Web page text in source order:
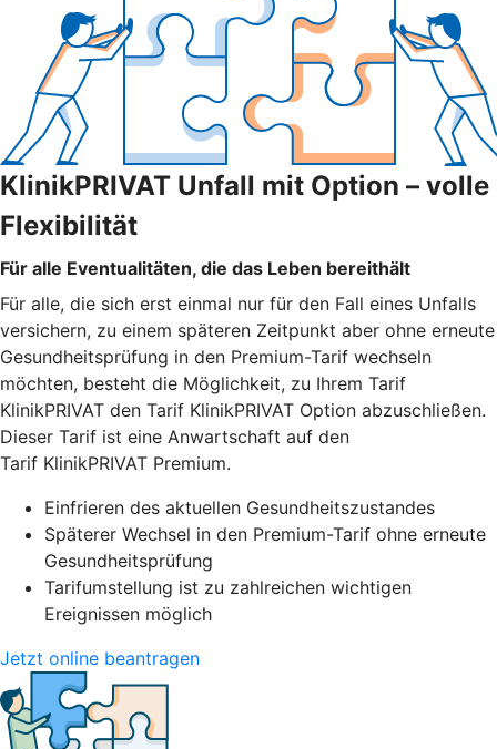
KlinikPRIVAT Unfall mit Option – volle
Flexibilität
Für alle Eventualitäten, die das Leben bereithält
Für alle, die sich erst einmal nur für den Fall eines Unfalls
versichern, zu einem späteren Zeitpunkt aber ohne erneute
Gesundheitsprüfung in den Premium-Tarif wechseln
möchten, besteht die Möglichkeit, zu Ihrem Tarif
KlinikPRIVAT den Tarif KlinikPRIVAT Option abzuschließen.
Dieser Tarif ist eine Anwartschaft auf den
Tarif KlinikPRIVAT Premium.
Einfrieren des aktuellen Gesundheitszustandes
Späterer Wechsel in den Premium-Tarif ohne erneute
Gesundheitsprüfung
Tarifumstellung ist zu zahlreichen wichtigen
Ereignissen möglich
Jetzt online beantragen